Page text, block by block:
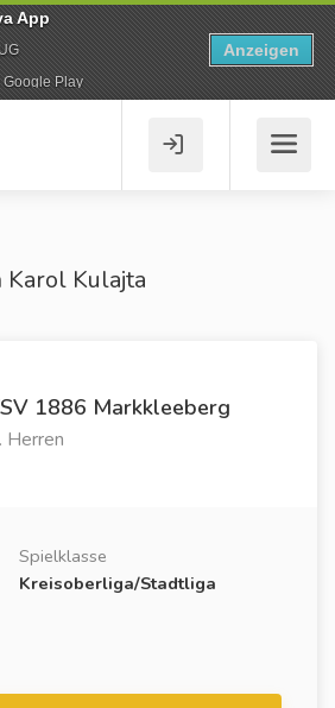
Kulajta
1886 Markkleeberg
Herren
Spielklasse
Kreisoberliga/Stadtliga
App
Play
Anzeigen